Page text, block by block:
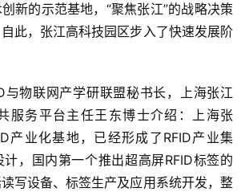
新的示范基地，“聚焦张江”的战略决策
此，张江高科技园区步入了快速发展阶
物联网产学研联盟秘书长，上海张江
服务平台主任王东博士介绍：上海张
产业化基地，已经形成了RFID产业集
，国内第一个推出超高屏RFID标签的
写设备、标签生产及应用系统开发，整